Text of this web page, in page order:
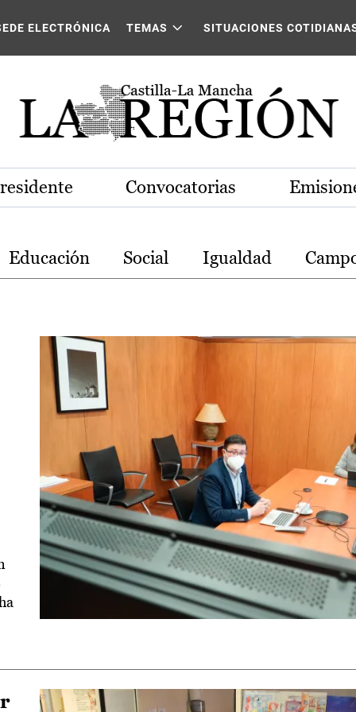
La Mancha
ELECTRÓNICA TEMAS SITUACIONES
Convocatorias
Educación Social Igualdad